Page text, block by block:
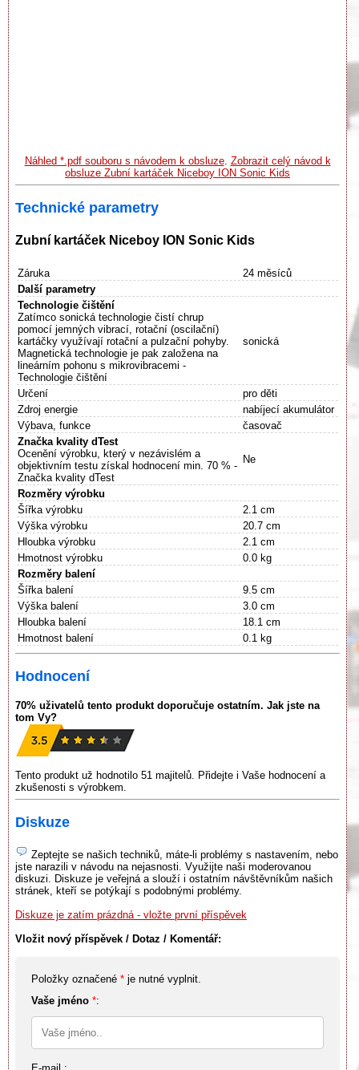
Náhled *.pdf souboru s návodem k obsluze. Zobrazit celý návod k
obsluze Zubní kartáček Niceboy ION Sonic Kids
Technické parametry
Zubní kartáček Niceboy ION Sonic Kids
Záruka
24 měsíců
Další parametry
Technologie čištění
Zatímco sonická technologie čistí chrup
pomocí jemných vibrací, rotační (oscilační)
kartáčky využívají rotační a pulzační pohyby.
Magnetická technologie je pak založena na
lineárním pohonu s mikrovibracemi -
Technologie čištění
sonická
Určení
pro děti
Zdroj energie
nabíjecí akumulátor
Výbava, funkce
časovač
Značka kvality dTest
Ocenění výrobku, který v nezávislém a
objektivním testu získal hodnocení min. 70 % -
Značka kvality dTest
Ne
Rozměry výrobku
Šířka výrobku
2.1 cm
Výška výrobku
20.7 cm
Hloubka výrobku
2.1 cm
Hmotnost výrobku
0.0 kg
Rozměry balení
Šířka balení
9.5 cm
Výška balení
3.0 cm
Hloubka balení
18.1 cm
Hmotnost balení
0.1 kg
Hodnocení
70% uživatelů tento produkt doporučuje ostatním. Jak jste na
tom Vy?
Tento produkt už hodnotilo 51 majitelů. Přidejte i Vaše hodnocení a
zkušenosti s výrobkem.
Diskuze
Zeptejte se našich techniků, máte-li problémy s nastavením, nebo
jste narazili v návodu na nejasnosti. Využijte naši moderovanou
diskuzi. Diskuze je veřejná a slouží i ostatním návštěvníkům našich
stránek, kteří se potýkají s podobnými problémy.
Diskuze je zatím prázdná - vložte první příspěvek
Vložit nový příspěvek / Dotaz / Komentář:
Položky označené * je nutné vyplnit.
Vaše jméno *: